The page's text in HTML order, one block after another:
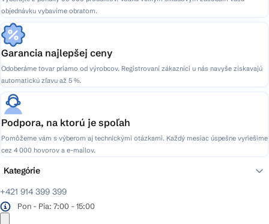
objednávku vybavíme obratom.
Garancia najlepšej ceny
Odoberáme tovar priamo od výrobcov. Registrovaní zákazníci u nás navyše získavajú
automatickú zľavu až 5 %.
Podpora, na ktorú je spoľah
Pomôžeme vám s výberom aj technickými otázkami. Každý mesiac úspešne vyriešime
cez 4 000 hovorov a e-mailov.
+421 914 399 399
Pon - Pia: 7:00 - 15:00
Kategórie